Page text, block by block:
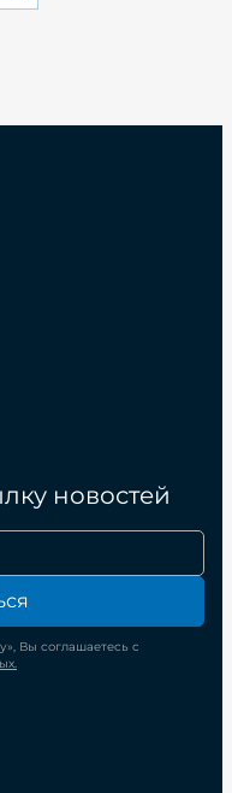
новостей
Вы соглашаетесь с